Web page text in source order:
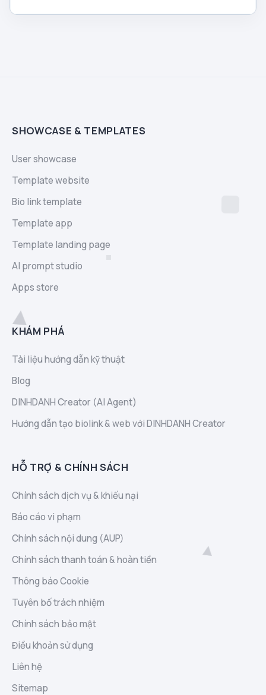
SHOWCASE & TEMPLATES
User showcase
Template website
Bio link template
Template app
Template landing page
AI prompt studio
Apps store
KHÁM PHÁ
Tài liệu hướng dẫn kỹ thuật
Blog
DINHDANH Creator (AI Agent)
Hướng dẫn tạo biolink & web với DINHDANH Creator
HỖ TRỢ & CHÍNH SÁCH
Chính sách dịch vụ & khiếu nại
Báo cáo vi phạm
Chính sách nội dung (AUP)
Chính sách thanh toán & hoàn tiền
Thông báo Cookie
Tuyên bố trách nhiệm
Chính sách bảo mật
Điều khoản sử dụng
Liên hệ
Sitemap